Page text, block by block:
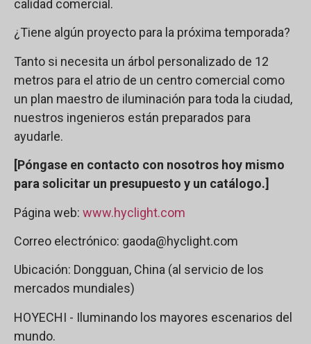
calidad comercial.
¿Tiene algún proyecto para la próxima temporada?
Tanto si necesita un árbol personalizado de 12
metros para el atrio de un centro comercial como
un plan maestro de iluminación para toda la ciudad,
nuestros ingenieros están preparados para
ayudarle.
[Póngase en contacto con nosotros hoy mismo
para solicitar un presupuesto y un catálogo.]
Página web: www.hyclight.com
Correo electrónico: gaoda@hyclight.com
Ubicación: Dongguan, China (al servicio de los
mercados mundiales)
HOYECHI - Iluminando los mayores escenarios del
mundo.